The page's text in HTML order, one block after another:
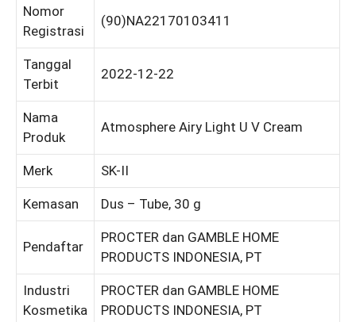
Nomor
Registrasi
(90)NA22170103411
Tanggal
Terbit
2022-12-22
Nama
Produk
Atmosphere Airy Light U V Cream
Merk SK-II
Kemasan Dus – Tube, 30 g
Pendaftar
PROCTER dan GAMBLE HOME
PRODUCTS INDONESIA, PT
Industri
Kosmetika
PROCTER dan GAMBLE HOME
PRODUCTS INDONESIA, PT